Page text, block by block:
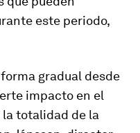
este periodo,
gradual desde
impacto en el
totalidad de la